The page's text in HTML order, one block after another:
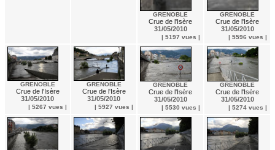
GRENOBLE
Crue de l'Isère
31/05/2010
| 5197 vues |
GRENOBLE
Crue de l'Isère
31/05/2010
| 5596 vues |
GRENOBLE
Crue de l'Isère
31/05/2010
| 5267 vues |
GRENOBLE
Crue de l'Isère
31/05/2010
| 5927 vues |
GRENOBLE
Crue de l'Isère
31/05/2010
| 5530 vues |
GRENOBLE
Crue de l'Isère
31/05/2010
| 5274 vues |